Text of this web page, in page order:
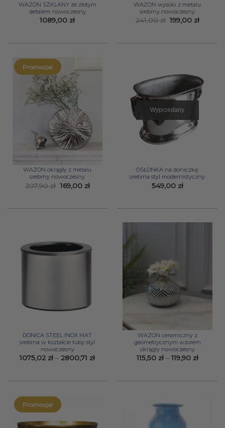
WAZON SZKLANY ze złotym
detalem nowoczesny
1089,00 zł
WAZON wysoki z metalu
srebrny nowoczesny
241,00zł Pierwotna
cena
199,00 zł
Promocja!
WAZON okrągły z metalu
srebrny nowoczesny
207,90zł Pierwotna
cena
169,00 złAktualna
Wyprzedany
OSŁONKA na doniczkę
srebrna styl modernistyczny
549,00 zł
DONICA STEEL INOX MAT
srebrna w kształcie tuby styl
nowoczesny
1075,02 zł – 2800,71 złZakres
do
WAZON ceramiczny z
geometrycznym wzorem
okrągły nowoczesny
115,50 zł – 119,90 złZakres
do
Promocja!